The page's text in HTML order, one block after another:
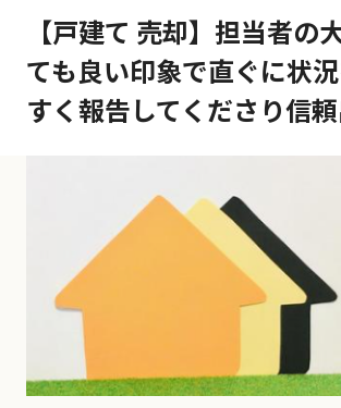
【戸建て 売却】担当者の
ても良い印象で直ぐに状
すく報告してくださり信